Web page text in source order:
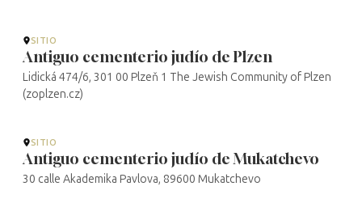
SITIO
Antiguo cementerio judío de Plzen
Lidická 474/6, 301 00 Plzeň 1 The Jewish Community of Plzen
(zoplzen.cz)
SITIO
Antiguo cementerio judío de Mukatchevo
30 calle Akademika Pavlova, 89600 Mukatchevo